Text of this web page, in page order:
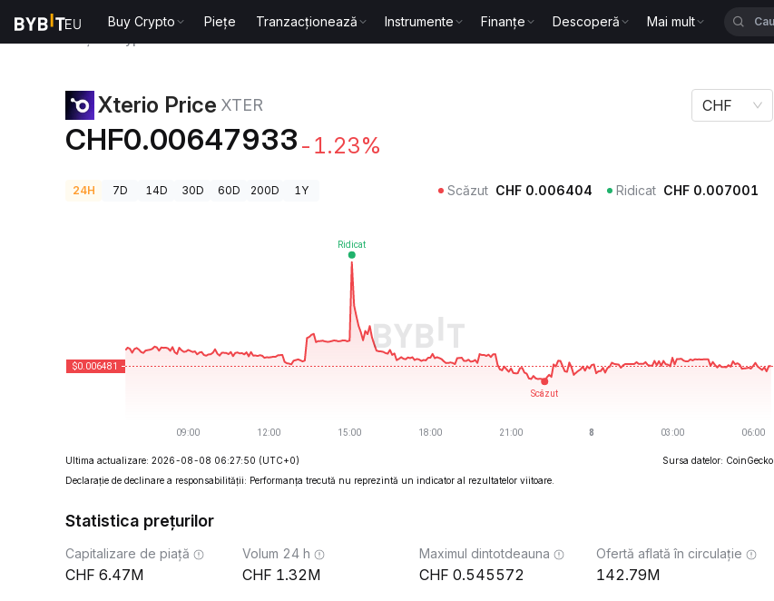
Buy Crypto Piețe Tranzacționează Instrumente Finanțe Descoperă Mai mult
Xterio Price XTER
CHF0.00647933 -1.23%
CHF
24H 7D 14D 30D 60D 200D 1Y Scăzut CHF 0.006404 Ridicat CHF 0.007001
Ultima actualizare: 2026-08-08 06:27:50 (UTC+0)
Sursa datelor: CoinGecko
Declarație de declinare a responsabilității: Performanța trecută nu reprezintă un indicator al rezultatelor viitoare.
Statistica prețurilor
Capitalizare de piață
6.47M
Volum 24 h
1.32M
Maximul dintotdeauna
0.545572
Ofertă aflată în circulație
142.79M